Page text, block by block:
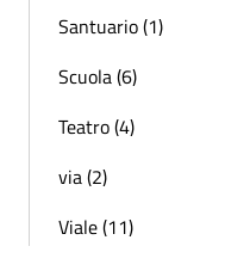
Santuario (1)
Scuola (6)
Teatro (4)
via (2)
Viale (11)